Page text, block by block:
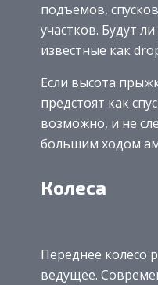
подъемов,
участков. Будут
известные как
Если высота
предстоят как
возможно, и не
большим ходом
Колеса
Переднее колесо
ведущее.